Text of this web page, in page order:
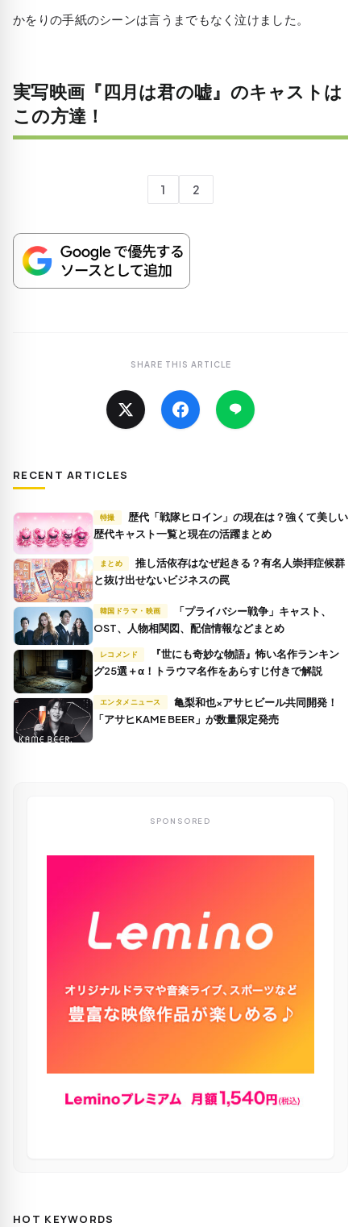
かをりの手紙のシーンは言うまでもなく泣けました。
実写映画『四月は君の嘘』のキャストは
この方達！
1 2
SHARE THIS ARTICLE
RECENT ARTICLES
特撮
歴代キャスト一覧と現在の活躍まとめ
まとめ
推し活依存はなぜ起きる？有名人崇拝症候群
と抜け出せないビジネスの罠
韓国ドラマ・映画
OST、人物相関図、配信情報などまとめ
レコメンド
グ25選＋α！トラウマ名作をあらすじ付きで解説
エンタメニュース
「アサヒKAME BEER」が数量限定発売
SPONSORED
HOT KEYWORDS